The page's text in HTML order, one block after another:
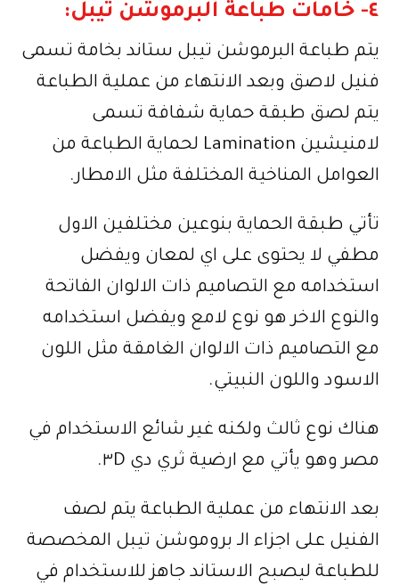
٤- خامات طباعة البرموشن تيبل:
يتم طباعة البرموشن تيبل ستاند بخامة تسمى
فنيل لاصق وبعد الانتهاء من عملية الطباعة
يتم لصق طبقة حماية شفافة تسمى
لامنيشين Lamination لحماية الطباعة من
العوامل المناخية المختلفة مثل الامطار.
تأتي طبقة الحماية بنوعين مختلفين الاول
مطفي لا يحتوى على اي لمعان ويفضل
استخدامه مع التصاميم ذات الالوان الفاتحة
والنوع الاخر هو نوع لامع ويفضل استخدامه
مع التصاميم ذات الالوان الغامقة مثل اللون
الاسود واللون النبيتي.
هناك نوع ثالث ولكنه غير شائع الاستخدام في
مصر وهو يأتي مع ارضية ثري دي ٣D.
بعد الانتهاء من عملية الطباعة يتم لصف
الفنيل على اجزاء الـ بروموشن تيبل المخصصة
للطباعة ليصبح الاستاند جاهز للاستخدام في